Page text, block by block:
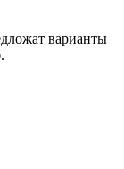
варианты